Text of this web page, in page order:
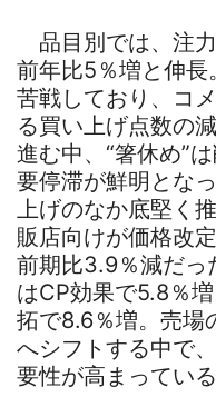
品目別では、注
前年比5％増と伸長
苦戦しており、コ
る買い上げ点数の
進む中、“箸休め”
要停滞が鮮明とな
上げのなか底堅く
販店向けが価格改
前期比3.9％減だっ
はCP効果で5.8％
拓で8.6％増。売場
へシフトする中で
要性が高まっている